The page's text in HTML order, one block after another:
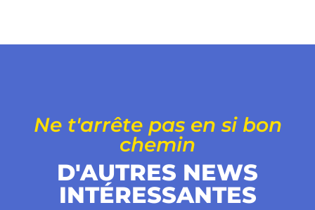
Ne t'arrête pas en si bon
chemin
D'AUTRES NEWS
INTÉRESSANTES